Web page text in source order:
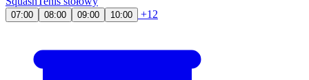
07:00 08:00 09:00 10:00 +12